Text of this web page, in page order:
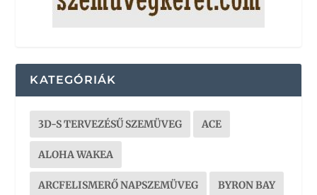
KATEGÓRIÁK
3D-S TERVEZÉSŰ SZEMÜVEG ACE
ALOHA WAKEA
ARCFELISMERŐ NAPSZEMÜVEG BYRON BAY